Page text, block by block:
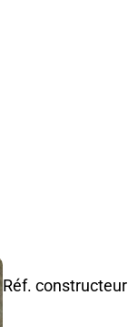
Réf. constructeur